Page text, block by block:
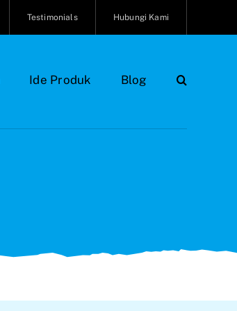
Testimonials Hubungi Kami
Ide Produk Blog